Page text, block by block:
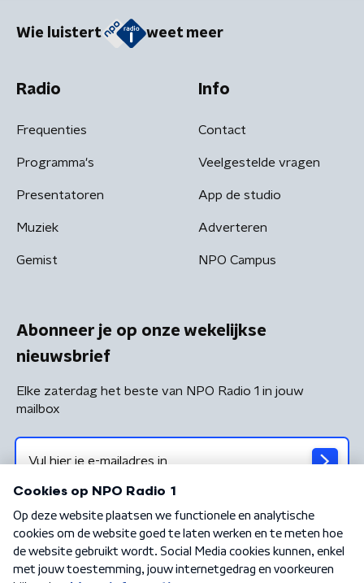
Wie luistert weet meer
Radio
Frequenties
Programma's
Presentatoren
Muziek
Gemist
Info
Contact
Veelgestelde vragen
App de studio
Adverteren
NPO Campus
Abonneer je op onze wekelijkse
nieuwsbrief
Elke zaterdag het beste van NPO Radio 1 in jouw
mailbox
Algemene voorwaarden Privacybeleid